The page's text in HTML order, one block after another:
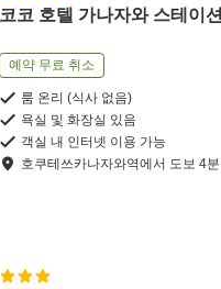
코코 호텔 가나자와 스테이션
예약 무료 취소
룸 온리 (식사 없음)
욕실 및 화장실 있음
객실 내 인터넷 이용 가능
호쿠테쓰카나자와역에서 도보 4분